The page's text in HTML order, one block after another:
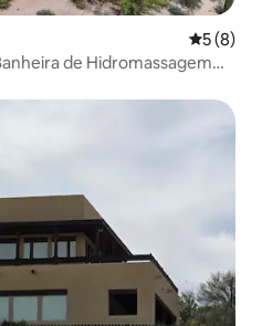
5 de
5 (8)
de Hidromassagem